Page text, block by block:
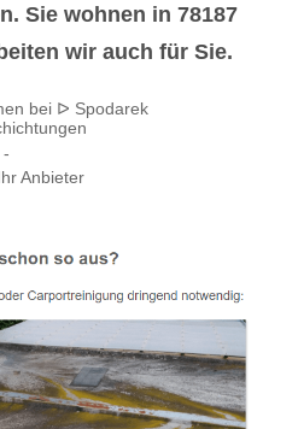
Sie wohnen in 78187
wir auch für Sie.
bei ᐅ Spodarek
-
Anbieter